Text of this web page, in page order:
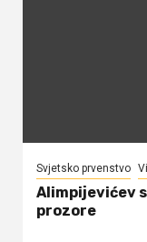
Svjetsko prvenstvo
Alimpijevićev
prozore